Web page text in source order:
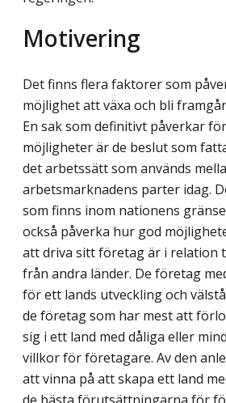
Motivering
Det finns flera faktorer som
möjlighet att växa och bli
En sak som definitivt påverkar
möjligheter är de beslut som
det arbetssätt som används
arbetsmarknadens parter idag.
som finns inom nationens
också påverka hur god
att driva sitt företag är i relation
från andra länder. De företag
för ett lands utveckling och
de företag som har mest att
sig i ett land med dåliga eller
villkor för företagare. Av den
att vinna på att skapa ett land